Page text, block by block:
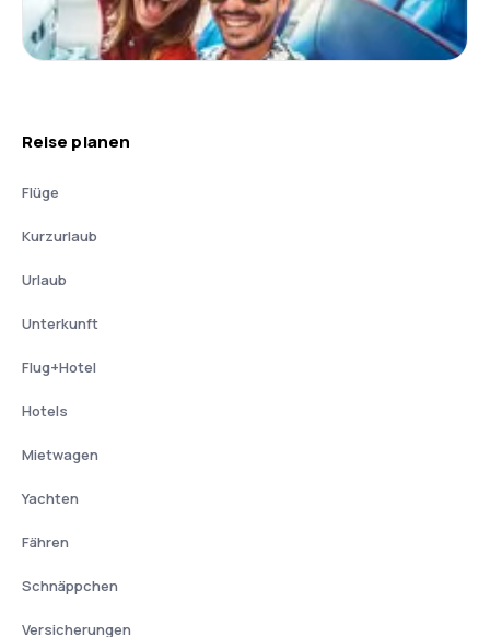
Reise planen
Flüge
Kurzurlaub
Urlaub
Unterkunft
Flug+Hotel
Hotels
Mietwagen
Yachten
Fähren
Schnäppchen
Versicherungen